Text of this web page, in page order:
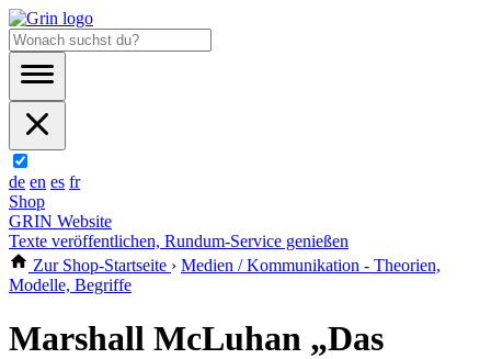
de en es fr
Shop
GRIN Website
Texte veröffentlichen, Rundum-Service genießen
Zur Shop-Startseite › Medien / Kommunikation - Theorien,
Modelle, Begriffe
Marshall McLuhan „Das